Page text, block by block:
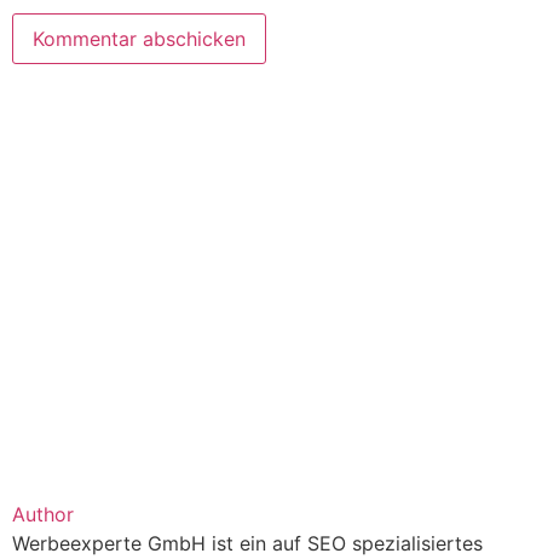
Author
Werbeexperte GmbH ist ein auf SEO spezialisiertes